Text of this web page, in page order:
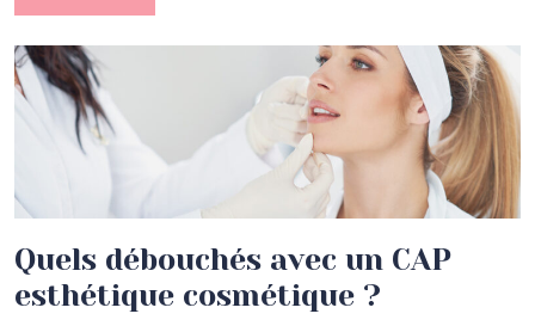
Quels débouchés avec un CAP
esthétique cosmétique ?